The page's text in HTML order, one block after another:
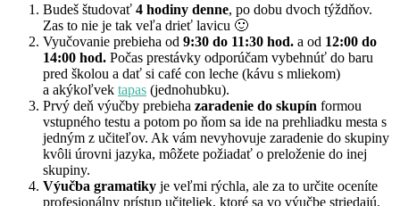
Budeš študovať 4 hodiny denne, po dobu dvoch týždňov.
Zas to nie je tak veľa drieť lavicu 🙂
Vyučovanie prebieha od 9:30 do 11:30 hod. a od 12:00 do
14:00 hod. Počas prestávky odporúčam vybehnúť do baru
pred školou a dať si café con leche (kávu s mliekom)
a akýkoľvek tapas (jednohubku).
Prvý deň výučby prebieha zaradenie do skupín formou
vstupného testu a potom po ňom sa ide na prehliadku mesta s
jedným z učiteľov. Ak vám nevyhovuje zaradenie do skupiny
kvôli úrovni jazyka, môžete požiadať o preloženie do inej
skupiny.
Výučba gramatiky je veľmi rýchla, ale za to určite oceníte
profesionálny prístup učiteliek, ktoré sa vo výučbe striedajú.